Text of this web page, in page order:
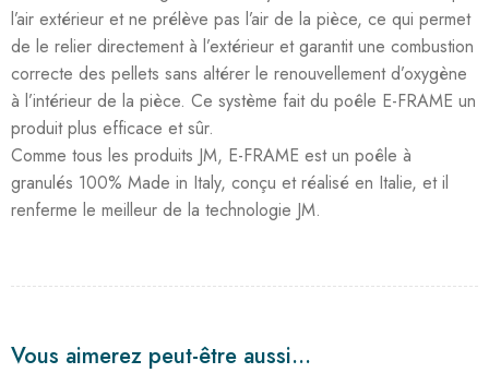
l’air extérieur et ne prélève pas l’air de la pièce, ce qui permet
de le relier directement à l’extérieur et garantit une combustion
correcte des pellets sans altérer le renouvellement d’oxygène
à l’intérieur de la pièce. Ce système fait du poêle E-FRAME un
produit plus efficace et sûr.
Comme tous les produits JM, E-FRAME est un poêle à
granulés 100% Made in Italy, conçu et réalisé en Italie, et il
renferme le meilleur de la technologie JM.
Vous aimerez peut-être aussi…